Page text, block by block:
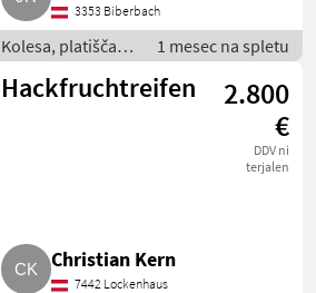
Haberfellner
3353 Biberbach
Kolesa, platišča in
pnevmatike /
Druga kolesa,
1 mesec na spletu
Hackfruchtreifen
2.800
€
DDV ni
terjalen
Christian Kern
7442 Lockenhaus